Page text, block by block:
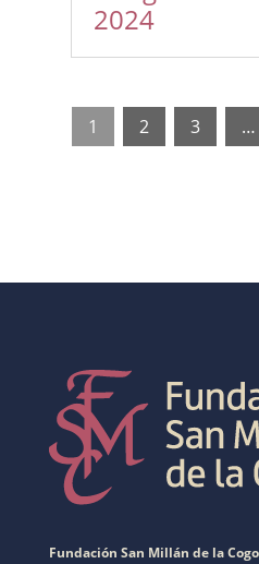
2024
1 2 3 …
Fundación San Millán de la